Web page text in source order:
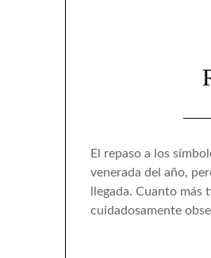
El repaso a los
venerada del año,
llegada. Cuanto
cuidadosamente